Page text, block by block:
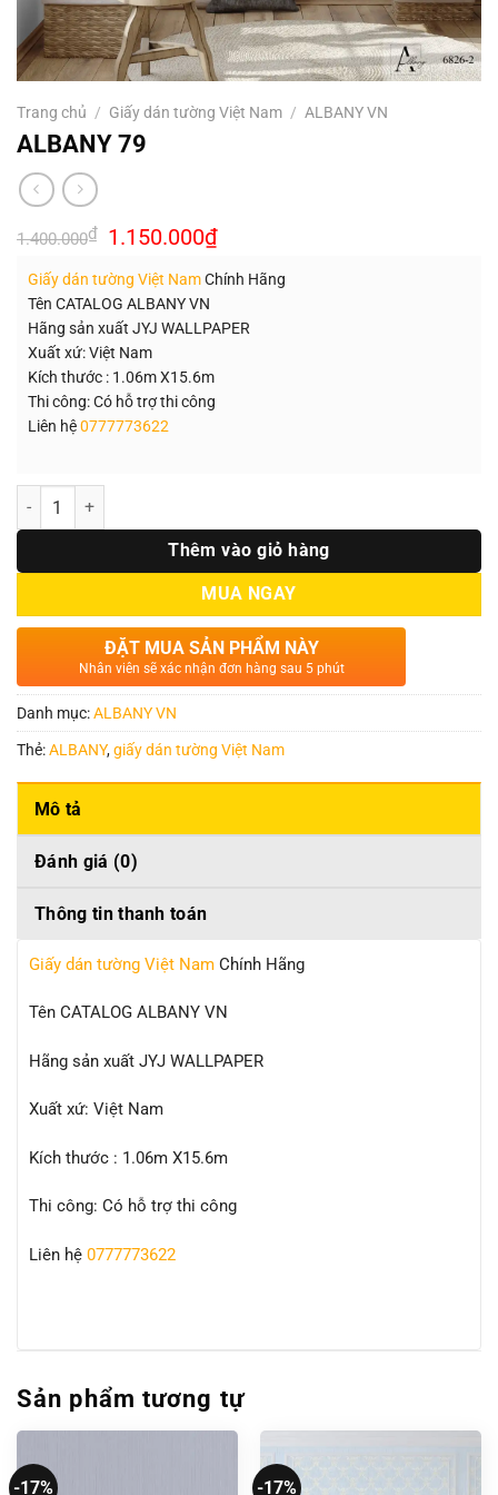
Trang chủ / Giấy dán tường Việt Nam / ALBANY VN
ALBANY 79
1.400.000₫ Giá
gốc
1.400.000₫.
1.150.000₫Giá
hiện
là:
Giấy dán tường Việt NamChính Hãng
Tên CATALOG ALBANY VN
Hãng sản xuất JYJ WALLPAPER
Xuất xứ: Việt Nam
Kích thước : 1.06m X15.6m
Thi công: Có hỗ trợ thi công
Liên hệ0777773622
Số lượng
Thêm vào giỏ hàng
MUA NGAY
ĐẶT MUA SẢN PHẨM NÀY
Nhân viên sẽ xác nhận đơn hàng sau 5 phút
Danh mục:ALBANY VN
Thẻ:ALBANY,giấy dán tường Việt Nam
Mô tả
Đánh giá (0)
Thông tin thanh toán
Giấy dán tường Việt Nam Chính Hãng
Tên CATALOG ALBANY VN
Hãng sản xuất JYJ WALLPAPER
Xuất xứ: Việt Nam
Kích thước : 1.06m X15.6m
Thi công: Có hỗ trợ thi công
Liên hệ 0777773622
Sản phẩm tương tự
-17% -17%